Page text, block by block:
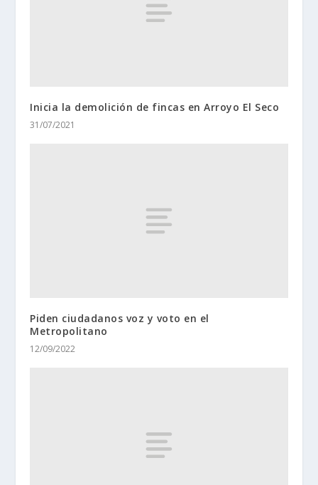
Inicia la demolición de fincas en Arroyo El Seco
31/07/2021
Piden ciudadanos voz y voto en el
Metropolitano
12/09/2022